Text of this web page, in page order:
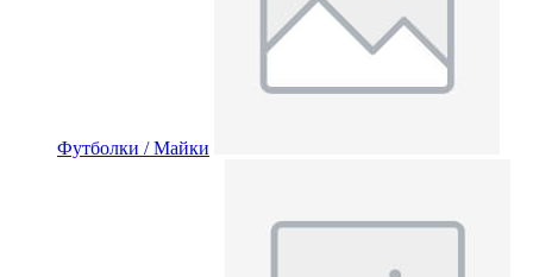
Футболки / Майки